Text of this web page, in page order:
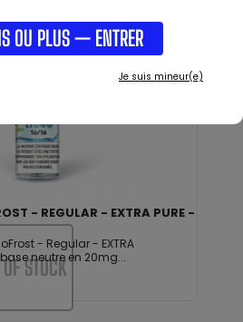
OU PLUS — ENTRER
Je suis mineur(e)
- REGULAR - EXTRA PURE -
- Regular - EXTRA
base neutre en 20mg...
STOCK